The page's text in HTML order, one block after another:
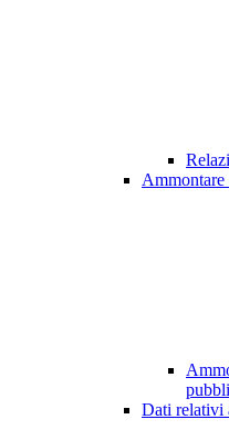
Ammontare
Dati relativi